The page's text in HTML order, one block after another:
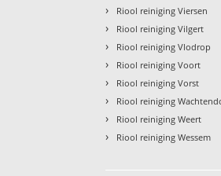
› Riool reiniging Viersen
› Riool reiniging Vilgert
› Riool reiniging Vlodrop
› Riool reiniging Voort
› Riool reiniging Vorst
› Riool reiniging
› Riool reiniging Weert
› Riool reiniging Wessem